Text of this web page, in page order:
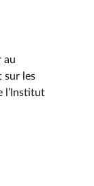
au
sur les
l’Institut